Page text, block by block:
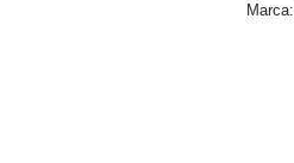
Marca: